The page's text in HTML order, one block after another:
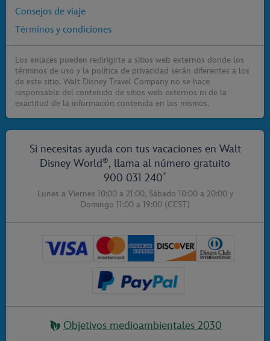
Consejos de viaje
Términos y condiciones
Los enlaces pueden redirigirte a sitios web externos donde los
términos de uso y la política de privacidad serán diferentes a los
de este sitio. Walt Disney Travel Company no se hace
responsable del contenido de sitios web externos ni de la
exactitud de la información contenida en los mismos.
Si necesitas ayuda con tus vacaciones en Walt
Disney World ®, llama al número gratuito
900 031 240*
Lunes a Viernes 10:00 a 21:00, Sábado 10:00 a 20:00y
Domingo 11:00 a 19:00 (CEST)
Objetivos medioambientales 2030